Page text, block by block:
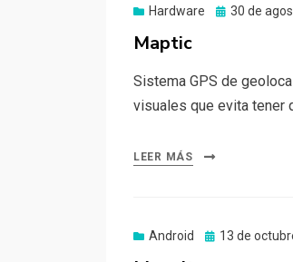
Hardware
Publicado
30 de
Maptic
Sistema GPS de
visuales que evita tener
LEER MÁS
Android
Publicado
13 de